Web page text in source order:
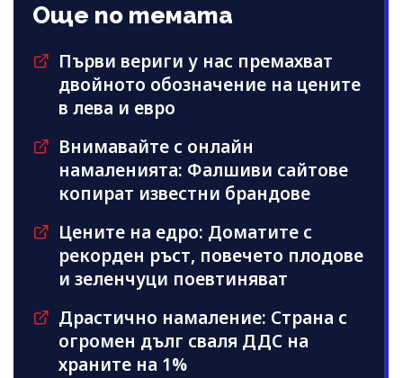
Още по темата
Първи вериги у нас премахват
двойното обозначение на цените
в лева и евро
Внимавайте с онлайн
намаленията: Фалшиви сайтове
копират известни брандове
Цените на едро: Доматите с
рекорден ръст, повечето плодове
и зеленчуци поевтиняват
Драстично намаление: Страна с
огромен дълг сваля ДДС на
храните на 1%